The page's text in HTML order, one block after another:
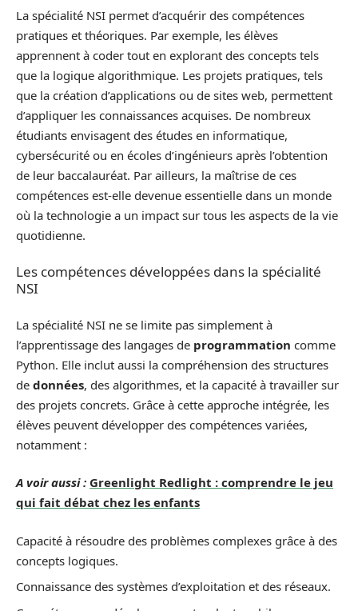
La spécialité NSI permet d’acquérir des compétences
pratiques et théoriques. Par exemple, les élèves
apprennent à coder tout en explorant des concepts tels
que la logique algorithmique. Les projets pratiques, tels
que la création d’applications ou de sites web, permettent
d’appliquer les connaissances acquises. De nombreux
étudiants envisagent des études en informatique,
cybersécurité ou en écoles d’ingénieurs après l’obtention
de leur baccalauréat. Par ailleurs, la maîtrise de ces
compétences est-elle devenue essentielle dans un monde
où la technologie a un impact sur tous les aspects de la vie
quotidienne.
Les compétences développées dans la spécialité
NSI
La spécialité NSI ne se limite pas simplement à
l’apprentissage des langages de programmation comme
Python. Elle inclut aussi la compréhension des structures
de données, des algorithmes, et la capacité à travailler sur
des projets concrets. Grâce à cette approche intégrée, les
élèves peuvent développer des compétences variées,
notamment :
A voir aussi : Greenlight Redlight : comprendre le jeu
qui fait débat chez les enfants
Capacité à résoudre des problèmes complexes grâce à des
concepts logiques.
Connaissance des systèmes d’exploitation et des réseaux.